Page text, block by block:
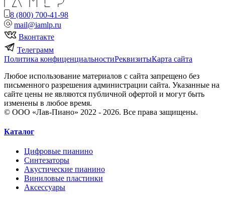
8 (800) 700-41-98
mail@iamlp.ru
Вконтакте
Телеграмм
Политика конфиценциальностиРеквизитыКарта сайта
Любое использование материалов с сайта запрещено без
письменного разрешения администрации сайта. Указанные на
сайте цены не являются публичной офертой и могут быть
изменены в любое время.
© ООО «Лав-Пиано» 2022 - 2026. Все права защищены.
Каталог
Цифровые пианино
Синтезаторы
Акустические пианино
Виниловые пластинки
Аксессуары